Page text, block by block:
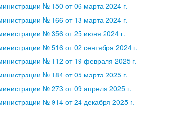
№ 150 от 06 марта 2024 г.
№ 166 от 13 марта 2024 г.
№ 356 от 25 июня 2024 г.
№ 516 от 02 сентября 2024 г.
№ 112 от 19 февраля 2025 г.
№ 184 от 05 марта 2025 г.
№ 273 от 09 апреля 2025 г.
№ 914 от 24 декабря 2025 г.